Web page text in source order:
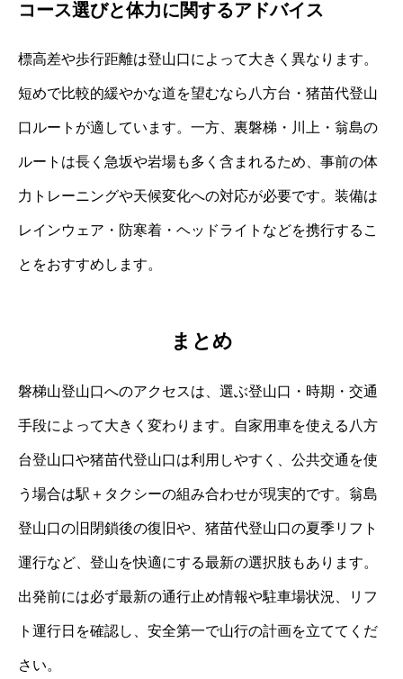
コース選びと体力に関するアドバイス
標高差や歩行距離は登山口によって大きく異なります。
短めで比較的緩やかな道を望むなら八方台・猪苗代登山
口ルートが適しています。一方、裏磐梯・川上・翁島の
ルートは長く急坂や岩場も多く含まれるため、事前の体
力トレーニングや天候変化への対応が必要です。装備は
レインウェア・防寒着・ヘッドライトなどを携行するこ
とをおすすめします。
まとめ
磐梯山登山口へのアクセスは、選ぶ登山口・時期・交通
手段によって大きく変わります。自家用車を使える八方
台登山口や猪苗代登山口は利用しやすく、公共交通を使
う場合は駅＋タクシーの組み合わせが現実的です。翁島
登山口の旧閉鎖後の復旧や、猪苗代登山口の夏季リフト
運行など、登山を快適にする最新の選択肢もあります。
出発前には必ず最新の通行止め情報や駐車場状況、リフ
ト運行日を確認し、安全第一で山行の計画を立ててくだ
さい。